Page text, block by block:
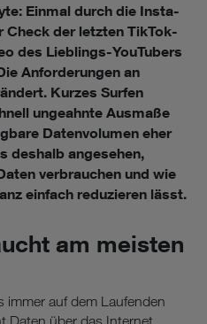
Einmal durch die Insta-
der letzten TikTok-
des Lieblings-YouTubers
Anforderungen an
Kurzes Surfen
ungeahnte Ausmaße
Datenvolumen eher
deshalb angesehen,
verbrauchen und wie
einfach reduzieren lässt.
am meisten
immer auf dem Laufenden